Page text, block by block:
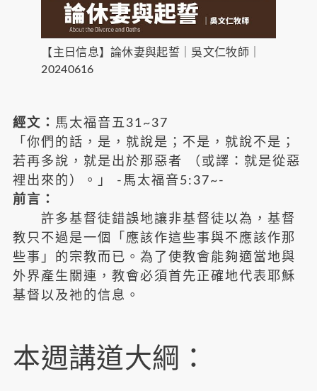
【主日信息】論休妻與起誓｜吳文仁牧師｜
20240616
經文： 馬太福音五31~37
「你們的話，是，就說是；不是，就說不是；
若再多說，就是出於那惡者 （或譯：就是從惡
裡出來的）。」 -馬太福音5:37~-
前言：
許多基督徒錯誤地讓非基督徒以為，基督
教只不過是一個「應該作這些事與不應該作那
些事」的宗教而已。為了使教會能夠適當地與
外界產生關連，教會必須首先正確地代表耶穌
基督以及祂的信息。
本週講道大綱：